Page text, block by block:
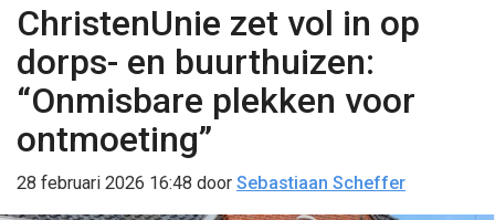
ChristenUnie zet vol in op
dorps- en buurthuizen:
“Onmisbare plekken voor
ontmoeting”
28 februari 2026 16:48 door Sebastiaan Scheffer